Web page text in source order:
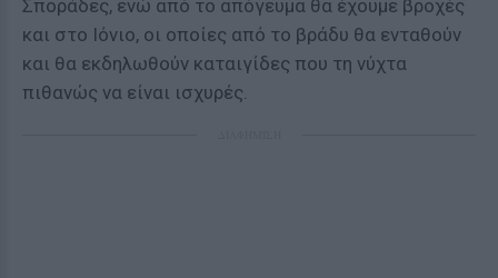
Σποράδες, ενώ από το απόγευμα θα έχουμε βροχές
και στο Ιόνιο, οι οποίες από το βράδυ θα ενταθούν
και θα εκδηλωθούν καταιγίδες που τη νύχτα
πιθανώς να είναι ισχυρές.